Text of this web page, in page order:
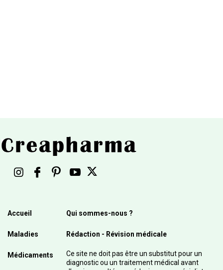
Accueil
Maladies
Médicaments
Qui sommes-nous ?
Rédaction - Révision médicale
Ce site ne doit pas être un substitut pour un
diagnostic ou un traitement médical avant